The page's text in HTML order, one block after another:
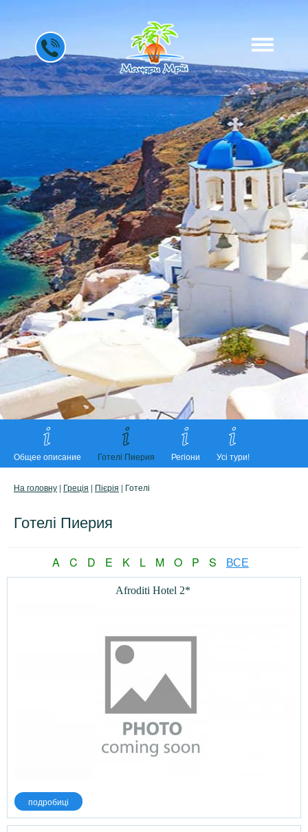
Общее описание Готелі Пиерия Регіони Усі тури!
На головну | Греція | Пієрія | Готелі
Готелі Пиерия
A C D E K L M O P S ВСЕ
Afroditi Hotel 2*
подробиці